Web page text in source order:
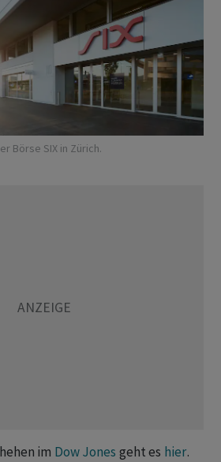
Börse SIX in Zürich.
im Dow Jones geht es hier.